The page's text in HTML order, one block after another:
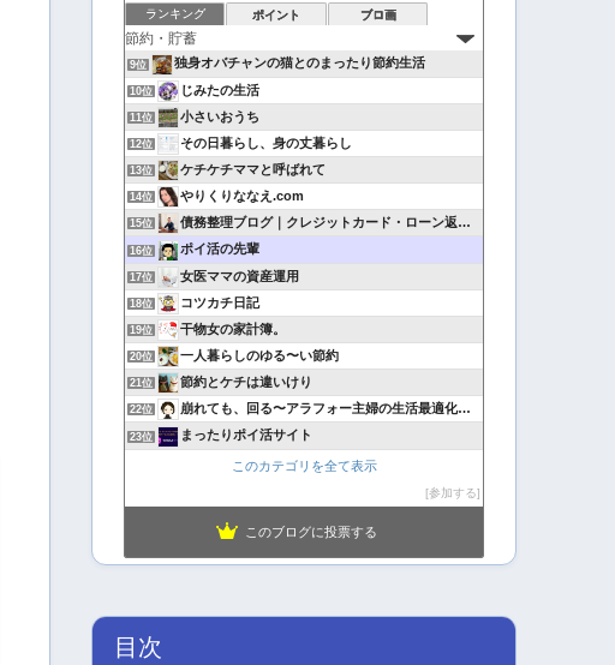
ランキング ポイント ブロ画
9位 独身オバチャンの猫とのまったり節約生活
10位 じみたの生活
11位 小さいおうち
12位 その日暮らし、身の丈暮らし
13位 ケチケチママと呼ばれて
14位 やりくりななえ.com
15位 債務整理ブログ｜クレジットカード・ローン返済で悩んでいる方へ
16位 ポイ活の先輩
17位 女医ママの資産運用
18位 コツカチ日記
19位 干物女の家計簿。
20位 一人暮らしのゆる〜い節約
21位 節約とケチは違いけり
22位 崩れても、回る〜アラフォー主婦の生活最適化日記
23位 まったりポイ活サイト
このカテゴリを全て表示
参加する
このブログに投票する
目次